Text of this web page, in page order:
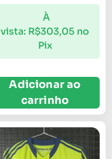
À
vista: R$303,05 no
Pix
Adicionar ao
carrinho